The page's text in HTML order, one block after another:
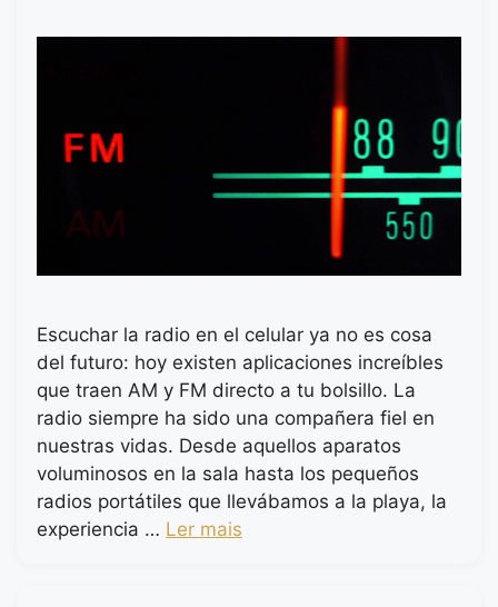
Escuchar la radio en el celular ya no es cosa
del futuro: hoy existen aplicaciones increíbles
que traen AM y FM directo a tu bolsillo. La
radio siempre ha sido una compañera fiel en
nuestras vidas. Desde aquellos aparatos
voluminosos en la sala hasta los pequeños
radios portátiles que llevábamos a la playa, la
experiencia … Ler mais